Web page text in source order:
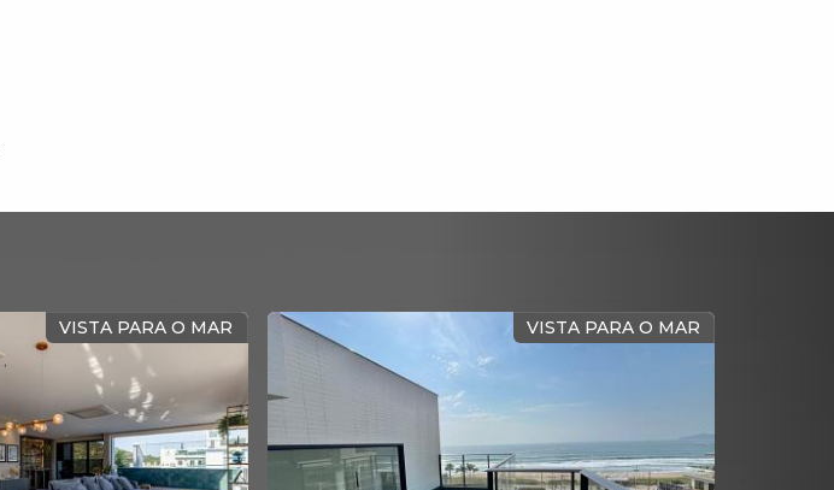
VISTA PERMANENTE PARA O MAR VISTA PANORÂMICA PARA